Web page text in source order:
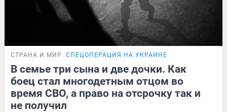
СТРАНА И МИР СПЕЦОПЕРАЦИЯ НА УКРАИНЕ
В семье три сына и две дочки. Как
боец стал многодетным отцом во
время СВО, а право на отсрочку так и
не получил